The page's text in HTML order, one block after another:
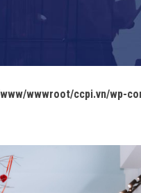
wwwroot/ccpi.vn/wp-